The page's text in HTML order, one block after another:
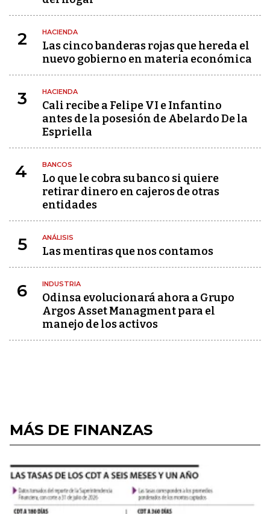
2 HACIENDA
Las cinco banderas rojas que hereda el
nuevo gobierno en materia económica
3 HACIENDA
Cali recibe a Felipe VI e Infantino
antes de la posesión de Abelardo De la
Espriella
4 BANCOS
Lo que le cobra su banco si quiere
retirar dinero en cajeros de otras
entidades
5 ANÁLISIS
Las mentiras que nos contamos
6 INDUSTRIA
Odinsa evolucionará ahora a Grupo
Argos Asset Managment para el
manejo de los activos
MÁS DE FINANZAS